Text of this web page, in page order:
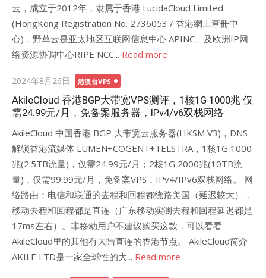
云，成立于2012年，隶属于香港 LucidaCloud Limited
(HongKong Registration No. 2736053 / 香港網上查冊中
心)，野草云是亚太地区互联网信息中心 APINC、及欧洲IP网
络资源协调中心RIPE NCC... Read more
Posted
on
2024年8月26日 港澳台VPS
AkileCloud 香港BGP大带宽VPS测评，1核1G 1000兆 仅
需24.99元/月，免备案服务器，IPv4/v6双栈网络
AkileCloud 中国香港 BGP 大带宽云服务器(HKSM V3)，DNS
解锁香港流媒体 LUMEN+COGENT+TELSTRA，1核1G 1000
兆(2.5TB流量)，仅需24.99元/月；2核1G 2000兆(10TB流
量)，仅需99.99元/月，免备案VPS，IPv4/IPv6双栈网络。 网
络路由：电信和联通的去程和回程都绕路美国（延迟较大），
移动去程和回程都是直连（广东移动实测去程和回程延迟都是
17ms左右）。非移动用户不建议购买这款，可以看看
AkileCloud里的其他有大陆直连的香港节点。 AkileCloud简介
AKILE LTD是一家全球性的大... Read more